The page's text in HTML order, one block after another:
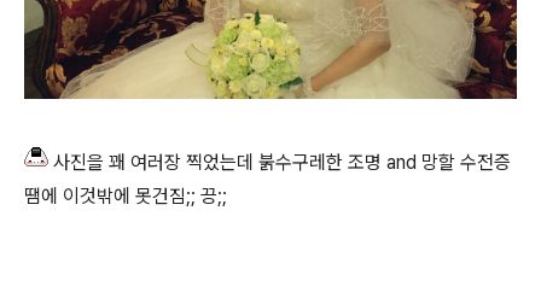
사진을 꽤 여러장 찍었는데 붉수구레한 조명 and 망할 수전증
땜에 이것밖에 못건짐;; 끙;;